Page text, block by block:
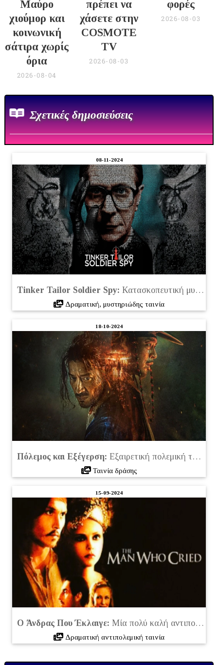
Μαύρο
χιούμορ και
κοινωνική
σάτιρα χωρίς
όρια
2026-08-04
πρέπει να
χάσετε στην
COSMOTE
TV
2026-08-03
φορές
2026-08-03
Σχετικές δημοσιεύσεις
08-11-2024
Tinker Tailor Soldier Spy:Κατασκοπευτική μυστηριώδης ταινία στο Netflix
Δραματική, μυστηριώδης ταινία
18-10-2024
Πόλεμος και Εξέγερση: Εξαιρετική πολεμική ταινία για να δείτε στο Netflix (2024)
Ταινία δράσης
15-09-2024
Ο Άνδρας Που Έκλαιγε: Μία πολύ καλή αντιπολεμική ταινία που μπορείτε να δείτε
Δραματική αντιπολεμική ταινία